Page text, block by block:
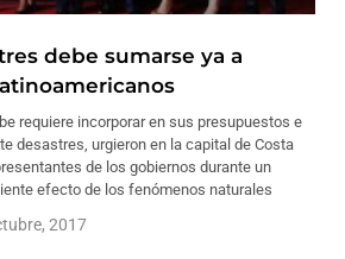
debe sumarse ya a
requiere incorporar en sus presupuestos e
desastres, urgieron en la capital de Costa
de los gobiernos durante un
efecto de los fenómenos naturales
2017